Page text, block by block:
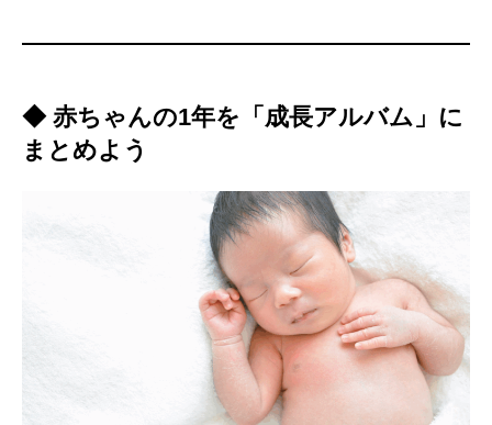
◆ 赤ちゃんの1年を「成長アルバム」に
まとめよう